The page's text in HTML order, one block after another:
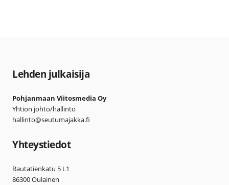
Lehden julkaisija
Pohjanmaan Viitosmedia Oy
Yhtiön johto/hallinto
hallinto@seutumajakka.fi
Yhteystiedot
Rautatienkatu 5 L1
86300 Oulainen